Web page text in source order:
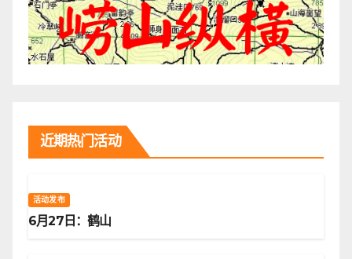
近期热门活动
活动发布
6月27日：鹤山